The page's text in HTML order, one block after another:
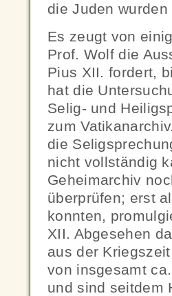
die Juden
Es zeugt von
Prof. Wolf die
Pius XII. fordert,
hat die
Selig- und
zum
die
nicht vollständig
Geheimarchiv
überprüfen; erst
konnten,
XII. Abgesehen
aus der
von insgesamt
und sind seitdem